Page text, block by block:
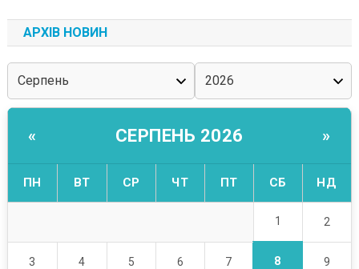
АРХІВ НОВИН
« СЕРПЕНЬ 2026 »
ПН ВТ СР ЧТ ПТ СБ НД
1 2
3 4 5 6 7 8 9